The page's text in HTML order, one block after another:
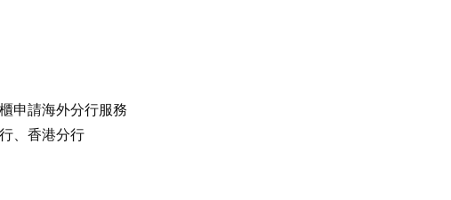
申請海外分行服務
、香港分行